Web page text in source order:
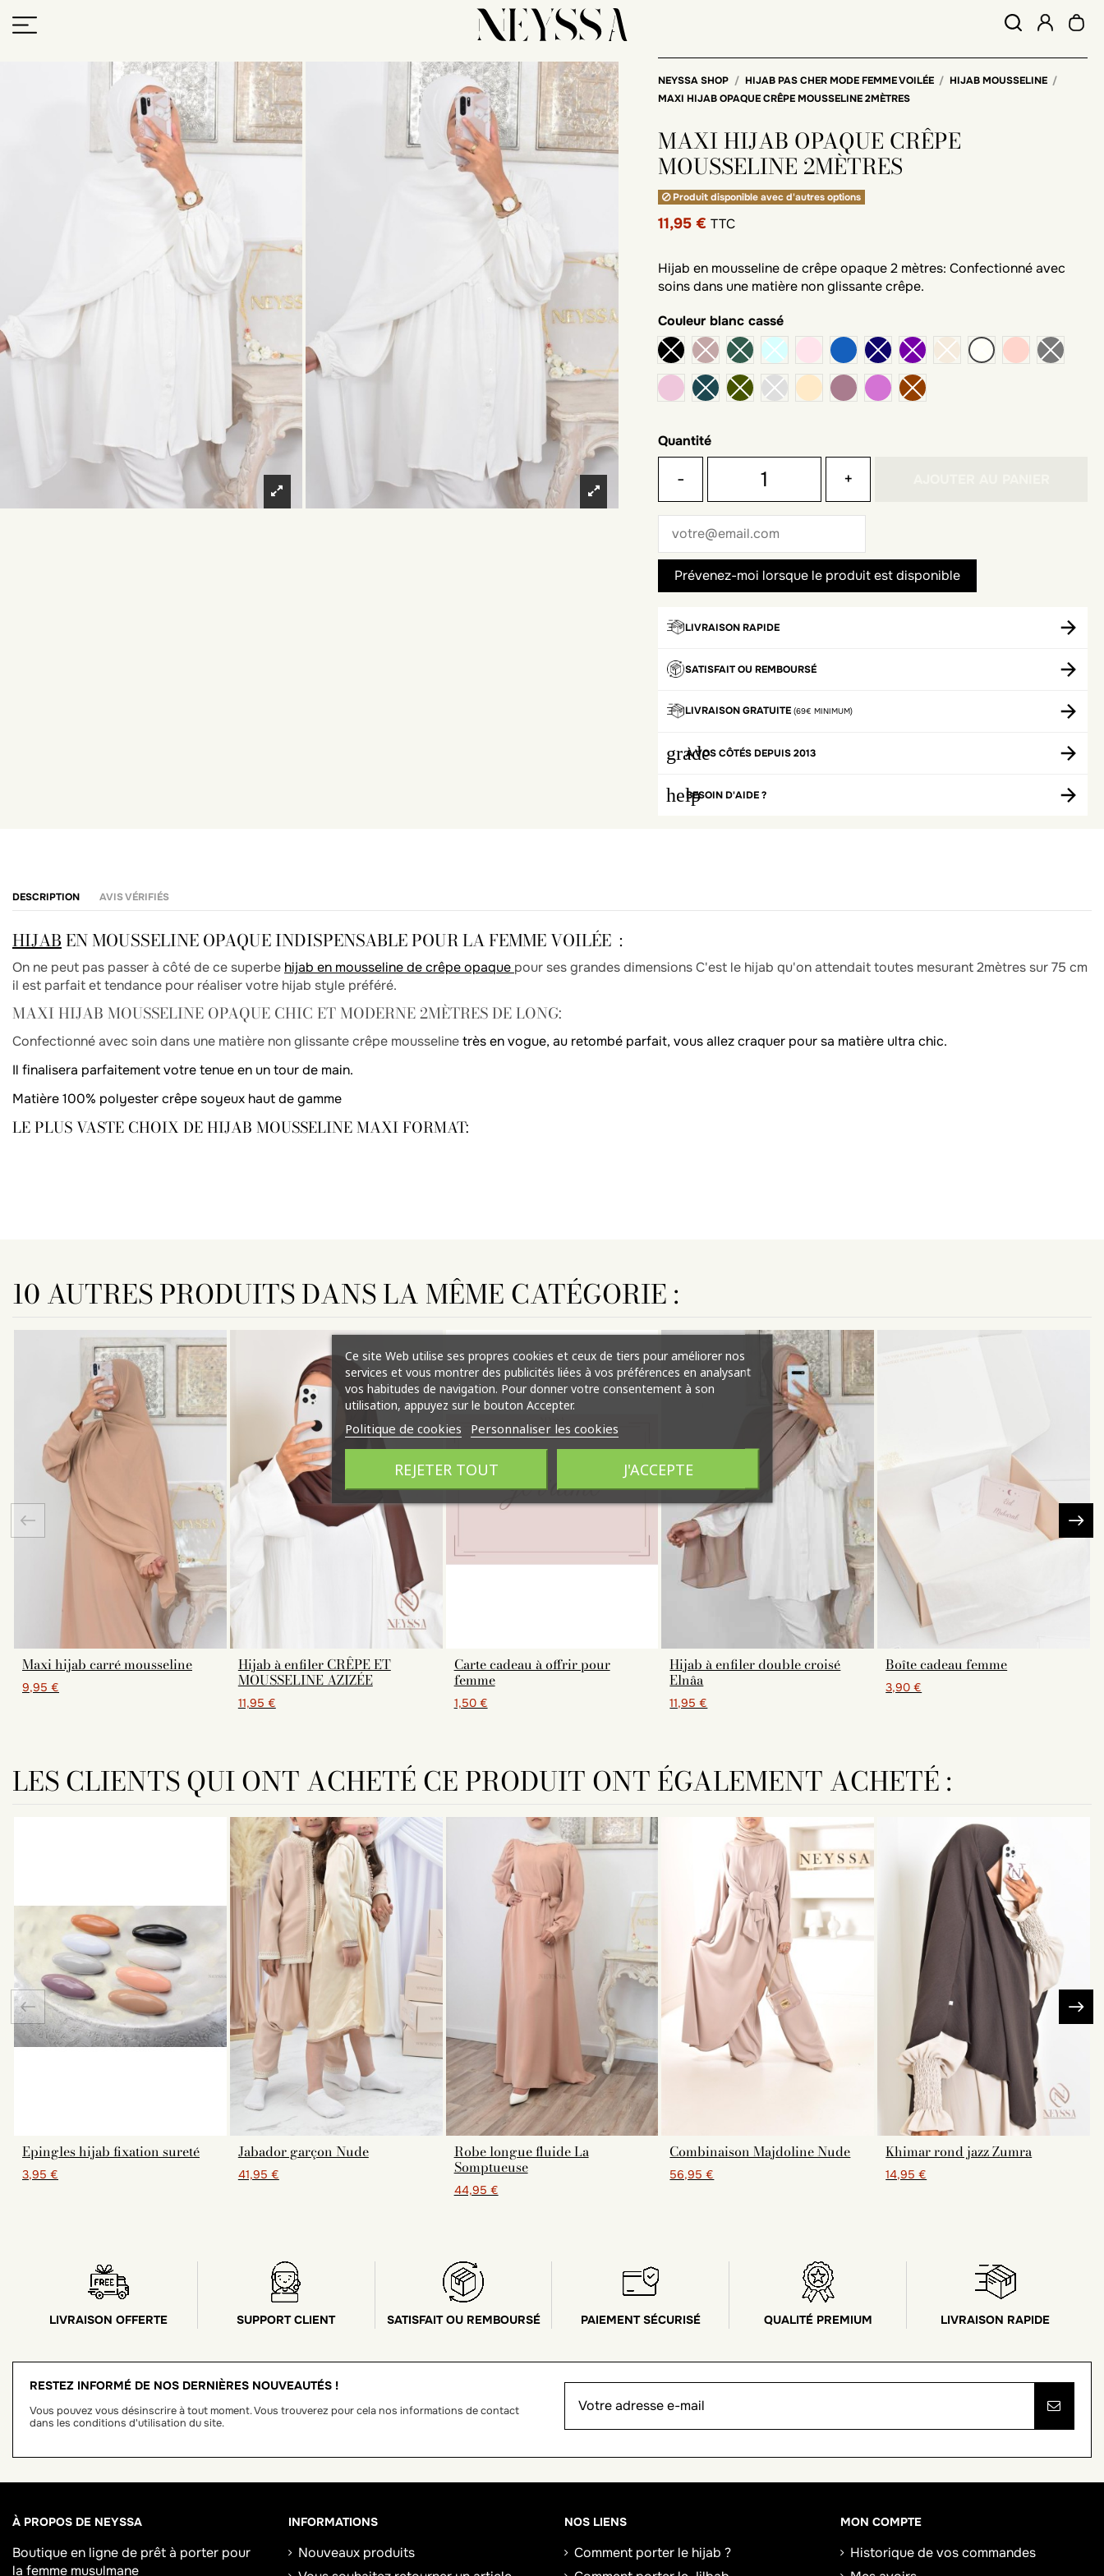
NEYSSA SHOP HIJAB PAS CHER MODE FEMME VOILÉE
HIJAB MOUSSELINE
MAXI HIJAB OPAQUE CRÊPE MOUSSELINE 2MÈTRES
MAXI HIJAB OPAQUE CRÊPE
MOUSSELINE 2MÈTRES
Produit disponible avec d'autres options
11,95 €TTC
Hijab en mousseline de crêpe opaque 2 mètres: Confectionné avec
soins dans une matière non glissante crêpe.
Couleurblanc cassé
rose poudré
bleu jean nude
vieux rose vanilla lilas mauve foncé
Quantité
- +
LIVRAISON RAPIDE
SATISFAIT OU REMBOURSÉ
LIVRAISON GRATUITE (69€ MINIMUM)
grade
À VOS CÔTÉS DEPUIS 2013
helpBESOIN D'AIDE ?
DESCRIPTION AVIS VÉRIFIÉS
HIJABEN MOUSSELINE OPAQUE INDISPENSABLE POUR LA FEMME VOILÉE :
On ne peut pas passer à côté de ce superbe hijab en mousseline de crêpe opaque pour ses grandes dimensions C'est le hijab qu'on attendait toutes mesurant 2mètres sur 75 cm
il est parfait et tendance pour réaliser votre hijab style préféré.
MAXI HIJAB MOUSSELINE OPAQUE CHIC ET MODERNE 2MÈTRES DE LONG:
Confectionné avec soin dans une matière non glissante crêpe mousselinetrès en vogue, au retombé parfait, vous allez craquer pour sa matière ultra chic.
Il finalisera parfaitement votre tenue en un tour de main.
Matière 100% polyester crêpe soyeux haut de gamme
LE PLUS VASTE CHOIX DE HIJAB MOUSSELINE MAXI FORMAT:
10 AUTRES PRODUITS DANS LA MÊME CATÉGORIE :
Maxi hijab carré mousseline
9,95 €
Hijab à enfiler CRÊPE ET
MOUSSELINE AZIZÉE
11,95 €
Carte cadeau à offrir pour
femme
1,50 €
Hijab à enfiler double croisé
Elnâa
11,95 €
Boîte cadeau femme
3,90 €
LES CLIENTS QUI ONT ACHETÉ CE PRODUIT ONT ÉGALEMENT ACHETÉ :
Epingles hijab fixation sureté
3,95 €
Jabador garçon Nude
41,95 €
Robe longue fluide La
Somptueuse
44,95 €
Combinaison Majdoline Nude
56,95 €
Khimar rond jazz Zumra
14,95 €
LIVRAISON OFFERTE SUPPORT CLIENT SATISFAIT OU REMBOURSÉ PAIEMENT SÉCURISÉ QUALITÉ PREMIUM LIVRAISON RAPIDE
RESTEZ INFORMÉ DE NOS DERNIÈRES NOUVEAUTÉS !
Vous pouvez vous désinscrire à tout moment. Vous trouverez pour cela nos informations de contact
dans les conditions d'utilisation du site.
À PROPOS DE NEYSSA
Boutique en ligne de prêt à porter pour
la femme musulmane
INFORMATIONS
Nouveaux produits
NOS LIENS
Comment porter le hijab ?
MON COMPTE
Historique de vos commandes
Ce site Web utilise ses propres cookies et ceux de tiers pour améliorer nos
services et vous montrer des publicités liées à vos préférences en analysant
vos habitudes de navigation. Pour donner votre consentement à son
utilisation, appuyez sur le bouton Accepter.
Politique de cookies Personnaliser les cookies
REJETER TOUT J'ACCEPTE